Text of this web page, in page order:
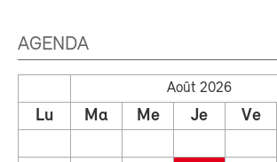
AGENDA
Août 2026
Lu Ma Me Je Ve